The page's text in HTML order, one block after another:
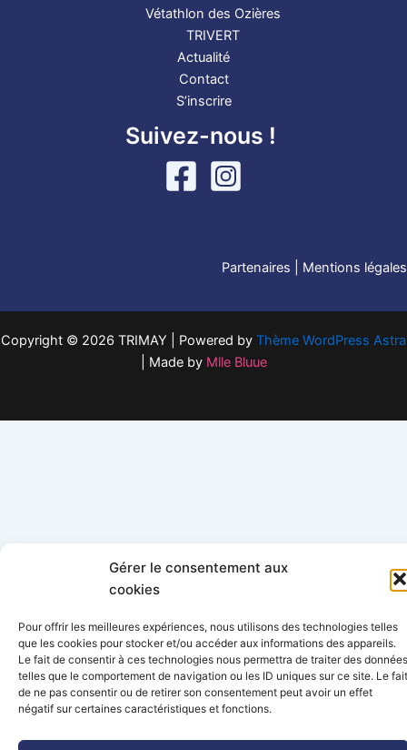
Gérer le consentement aux
cookies
Pour offrir les meilleures expériences, nous utilisons des technologies telles
que les cookies pour stocker et/ou accéder aux informations des appareils.
Le fait de consentir à ces technologies nous permettra de traiter des données
telles que le comportement de navigation ou les ID uniques sur ce site. Le fait
de ne pas consentir ou de retirer son consentement peut avoir un effet
négatif sur certaines caractéristiques et fonctions.
Vétathlon des Ozières
TRIVERT
Actualité
Contact
S’inscrire
Suivez-nous !
Partenaires Mentions légales
Copyright © 2026 TRIMAY | Powered by Thème WordPress Astra
| Made by Mlle Bluue